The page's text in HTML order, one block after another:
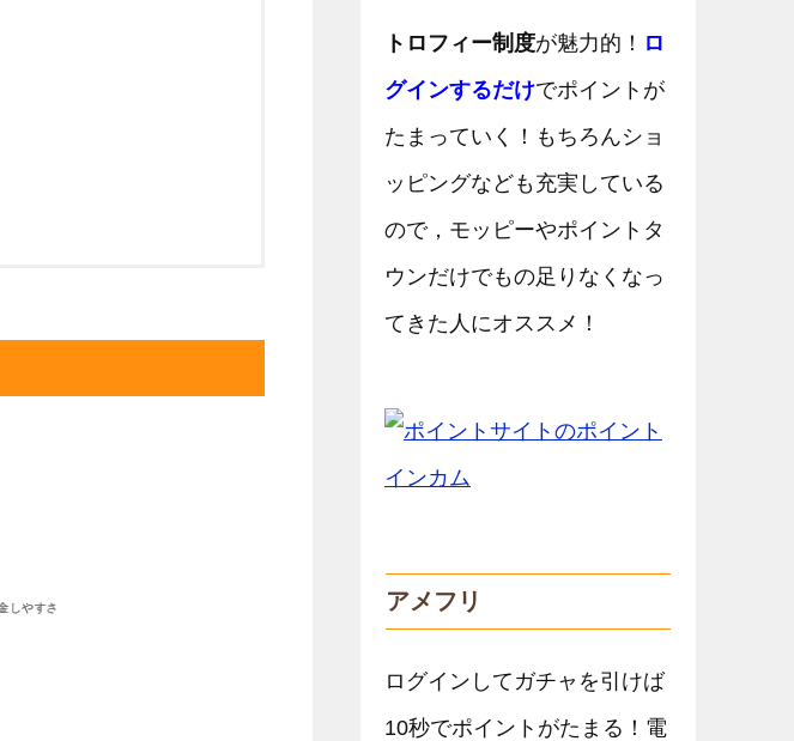
トロフィー制度が魅力的！ ロ
グインするだけでポイントが
たまっていく！もちろんショ
ッピングなども充実している
ので，モッピーやポイントタ
ウンだけでもの足りなくなっ
てきた人にオススメ！
アメフリ
ログインしてガチャを引けば
10秒でポイントがたまる！電